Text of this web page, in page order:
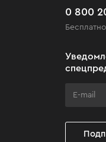
0 800